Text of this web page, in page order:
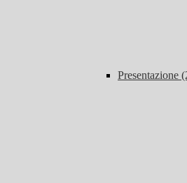
Presentazione